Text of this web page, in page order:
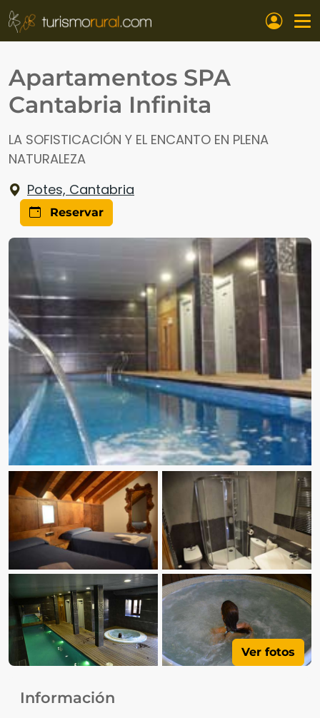
Pasar al contenido principal
Apartamentos SPA
Cantabria Infinita
LA SOFISTICACIÓN Y EL ENCANTO EN PLENA
NATURALEZA
Potes, Cantabria
Reservar
Ver fotos
Información